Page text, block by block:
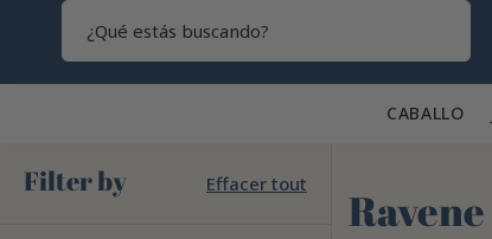
CABALLO 🐎
Filter by Effacer tout Ravene